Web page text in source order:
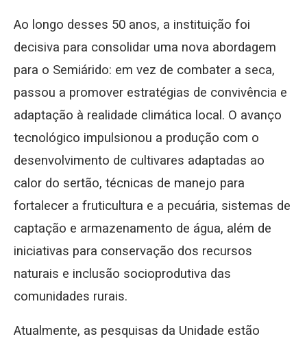
Ao longo desses 50 anos, a instituição foi
decisiva para consolidar uma nova abordagem
para o Semiárido: em vez de combater a seca,
passou a promover estratégias de convivência e
adaptação à realidade climática local. O avanço
tecnológico impulsionou a produção com o
desenvolvimento de cultivares adaptadas ao
calor do sertão, técnicas de manejo para
fortalecer a fruticultura e a pecuária, sistemas de
captação e armazenamento de água, além de
iniciativas para conservação dos recursos
naturais e inclusão socioprodutiva das
comunidades rurais.
Atualmente, as pesquisas da Unidade estão